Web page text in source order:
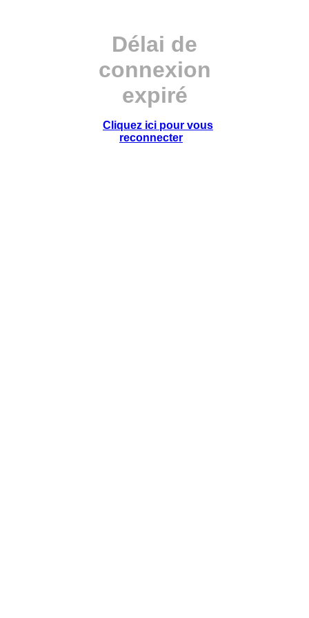
Délai de
connexion
expiré
Cliquez ici pour vous
reconnecter